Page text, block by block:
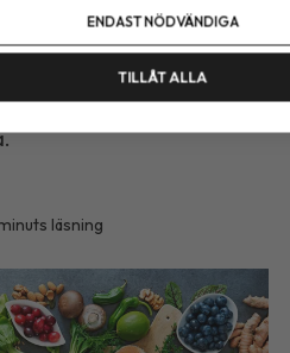
från projektet ”Fetter,
kompletterande data
de norska och danska
läsning
ENDAST NÖDVÄNDIGA
TILLÅT ALLA